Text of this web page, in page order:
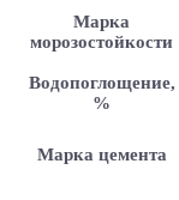
Марка
морозостойкости
Водопоглощение,
%
Марка цемента